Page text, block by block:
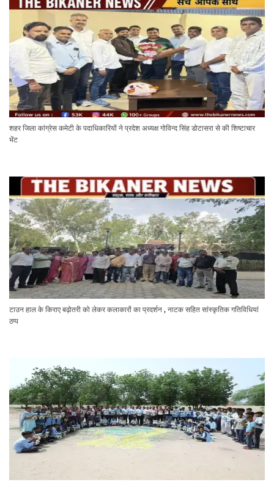
शहर जिला कांग्रेस कमेटी के पदाधिकारियों ने प्रदेश अध्यक्ष गोविन्द सिंह डोटासरा से की शिष्टाचार
भेंट
टाउन हाल के किराए बढ़ोतरी को लेकर कलाकारों का प्रदर्शन , नाटक सहित सांस्कृतिक गतिविधियां
ठप्प